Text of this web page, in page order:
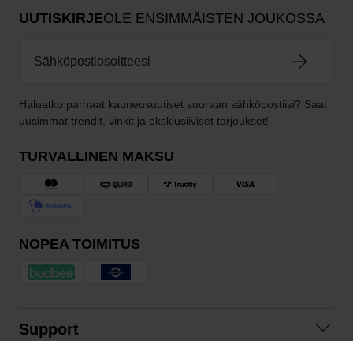
UUTISKIRJEOLE ENSIMMÄISTEN JOUKOSSA
Haluatko parhaat kauneusuutiset suoraan sähköpostiisi? Saat
uusimmat trendit, vinkit ja eksklusiiviset tarjoukset!
TURVALLINEN MAKSU
NOPEA TOIMITUS
Support